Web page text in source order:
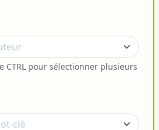
CTRL pour sélectionner plusieurs